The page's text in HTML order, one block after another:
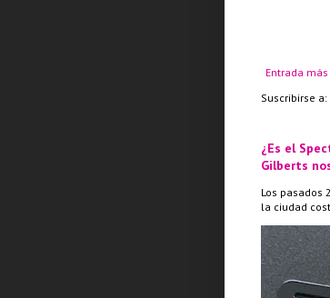
Entrada
Suscribirse a:
¿Es el
Gilberts
Los pasados
la ciudad